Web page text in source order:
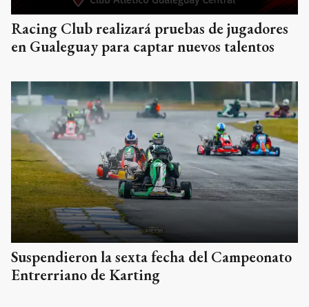
Racing Club realizará pruebas de jugadores
en Gualeguay para captar nuevos talentos
Suspendieron la sexta fecha del Campeonato
Entrerriano de Karting